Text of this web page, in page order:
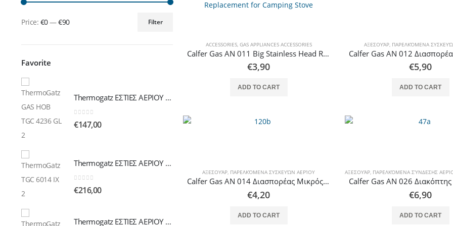
ACCESSORIES, GAS APPLIANCES ACCESSORIES
Calfer Gas AN 011 Big Stainless Head Replacement for Camping Stove
€3,90
ADD TO CART
ΑΞΕΣΟΥΆΡ, ΠΑΡΕΛΚΌΜΕΝΑ
€5,90
ADD TO CART
ΑΞΕΣΟΥΆΡ, ΠΑΡΕΛΚΌΜΕΝΑ ΣΥΣΚΕΥΏΝ ΑΕΡΊΟΥ
Calfer Gas AN 014 Διασπορέας Μικρός Οικιακής Συσκευής Ορειχάλκινος
€4,20
ADD TO CART
ΑΞΕΣΟΥΆΡ, ΠΑΡΕΛΚΌΜΕΝΑ ΣΎΝΔΕΣΗΣ
€6,90
ADD TO CART
price
price
Filter
Price: €0—€90
Favorite
Thermogatz ΕΣΤΙΕΣ ΑΕΡΙΟΥ TGC 4236 GL
€147,00
Thermogatz ΕΣΤΙΕΣ ΑΕΡΙΟΥ TGC 6014 IX
€216,00
Thermogatz ΕΣΤΙΕΣ ΑΕΡΙΟΥ TGC 2460 GL
out of 5
0out of 5
216,00 0out of 5